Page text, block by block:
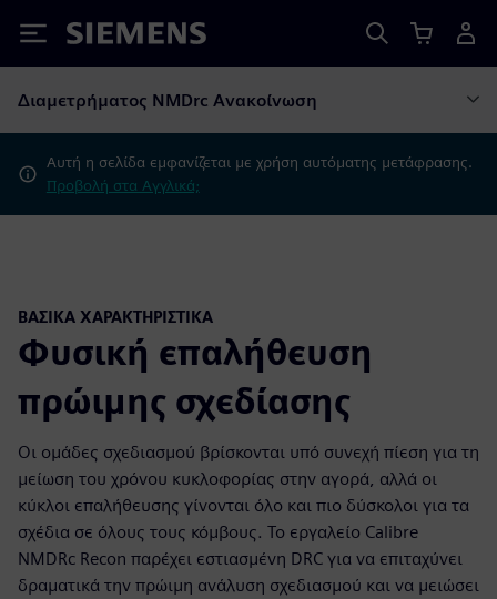
Siemens
Διαμετρήματος NMDrc Ανακοίνωση
Αυτή η σελίδα εμφανίζεται με χρήση αυτόματης μετάφρασης.
Προβολή στα Αγγλικά;
ΒΑΣΙΚΆ ΧΑΡΑΚΤΗΡΙΣΤΙΚΆ
Φυσική επαλήθευση
πρώιμης σχεδίασης
Οι ομάδες σχεδιασμού βρίσκονται υπό συνεχή πίεση για τη
μείωση του χρόνου κυκλοφορίας στην αγορά, αλλά οι
κύκλοι επαλήθευσης γίνονται όλο και πιο δύσκολοι για τα
σχέδια σε όλους τους κόμβους. Το εργαλείο Calibre
NMDRc Recon παρέχει εστιασμένη DRC για να επιταχύνει
δραματικά την πρώιμη ανάλυση σχεδιασμού και να μειώσει